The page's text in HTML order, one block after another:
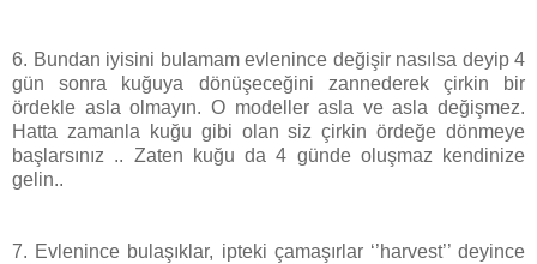
6. Bundan iyisini bulamam evlenince değişir nasılsa deyip 4
gün sonra kuğuya dönüşeceğini zannederek çirkin bir
ördekle asla olmayın. O modeller asla ve asla değişmez.
Hatta zamanla kuğu gibi olan siz çirkin ördeğe dönmeye
başlarsınız .. Zaten kuğu da 4 günde oluşmaz kendinize
gelin..
7. Evlenince bulaşıklar, ipteki çamaşırlar ‘’harvest’’ deyince